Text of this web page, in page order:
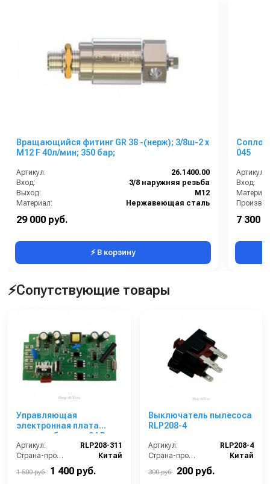
Вращающийся фитинг GR 38 -(нерж); 3/8ш-2 x
M12 F 40л/мин; 350 бар;
Артикул:
26.1400.00
Вход:
3/8 наружняя резьба
Выход:
М12
Материал:
Нержавеющая сталь
В коробке:
29 000 руб.
⚡ В корзину
Сопло
045
Артикул:
Вход:
7 300
⚡Сопутствующие товары
Управляющая
электронная плата
нового образца, 24 В,
для RL-208
Артикул:
RLP208-311
Страна-производитель:
Китай
1 500 руб. 1 400 руб.
Выключатель пылесоса
RLP208-4
Артикул:
RLP208-4
Страна-производитель:
Китай
300 руб. 200 руб.